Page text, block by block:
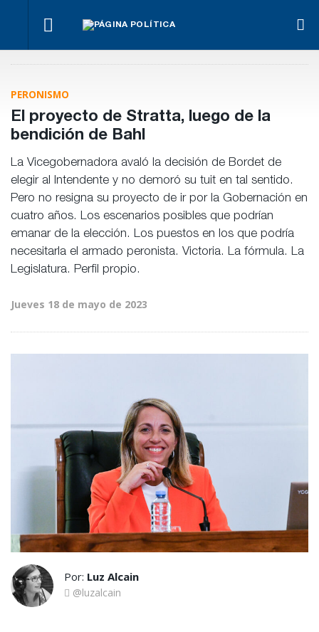
El
oficialismo
la reforma
Hacer lo
con el
Para Bahl, la
gestión
PERONISMO
El proyecto de Stratta, luego de la
bendición de Bahl
La Vicegobernadora avaló la decisión de Bordet de
elegir al Intendente y no demoró su tuit en tal sentido.
Pero no resigna su proyecto de ir por la Gobernación en
cuatro años. Los escenarios posibles que podrían
emanar de la elección. Los puestos en los que podría
necesitarla el armado peronista. Victoria. La fórmula. La
Legislatura. Perfil propio.
Jueves 18 de mayo de 2023
Por: Luz Alcain
@luzalcain